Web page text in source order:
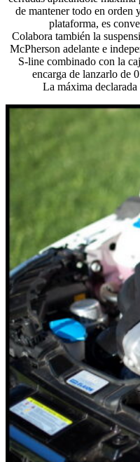
de mantener todo en orden
plataforma, es
Colabora también la
McPherson adelante e
S-line combinado con la
encarga de lanzarlo de
La máxima